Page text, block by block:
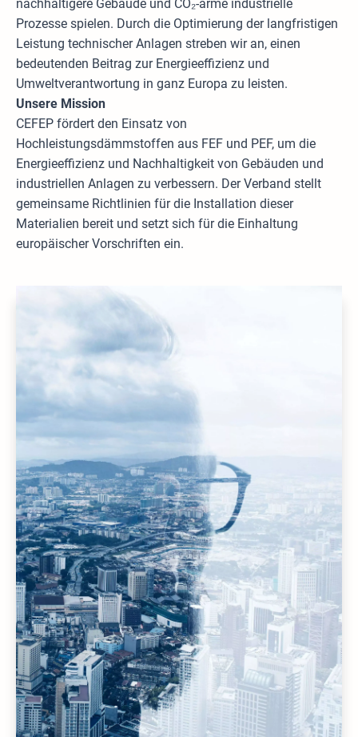
nachhaltigere Gebäude und CO₂-arme industrielle
Prozesse spielen. Durch die Optimierung der langfristigen
Leistung technischer Anlagen streben wir an, einen
bedeutenden Beitrag zur Energieeffizienz und
Umweltverantwortung in ganz Europa zu leisten.
Unsere Mission
CEFEP fördert den Einsatz von
Hochleistungsdämmstoffen aus FEF und PEF, um die
Energieeffizienz und Nachhaltigkeit von Gebäuden und
industriellen Anlagen zu verbessern. Der Verband stellt
gemeinsame Richtlinien für die Installation dieser
Materialien bereit und setzt sich für die Einhaltung
europäischer Vorschriften ein.